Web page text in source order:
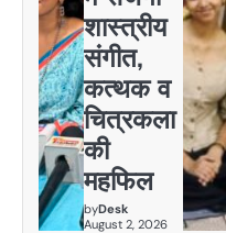
शास्त्रीय
संगीत,
कत्थक व
चित्रकला
की
महफिल
byDesk
August 2, 2026